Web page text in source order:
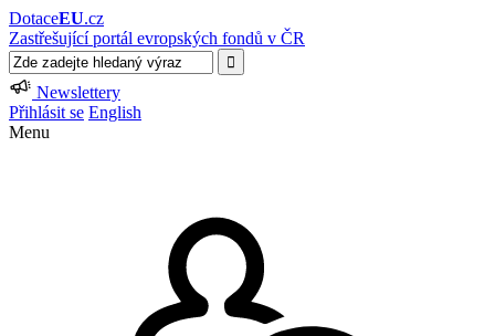
DotaceEU.cz
Zastřešující portál evropských fondů v ČR
Newslettery
Přihlásit se English
Menu